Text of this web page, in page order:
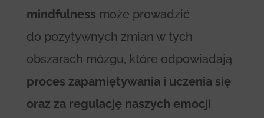
mindfulness może prowadzić
do pozytywnych zmian w tych
obszarach mózgu, które odpowiadają
proces zapamiętywania i uczenia się
oraz za regulację naszych emocji